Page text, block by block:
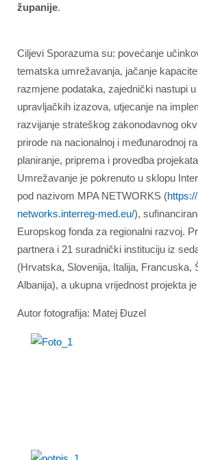
županije.
Ciljevi Sporazuma su: povećanje
tematska umrežavanja, jačanje
razmjene podataka, zajednički nastupi
upravljačkih izazova, utjecanje na
razvijanje strateškog zakonodavnog
prirode na nacionalnoj i međunarodnoj
planiranje, priprema i provedba
Umrežavanje je pokrenuto u sklopu
pod nazivom MPA NETWORKS (
networks.interreg-med.eu/),
Europskog fonda za regionalni razvoj.
partnera i 21 suradnički instituciju iz
(Hrvatska, Slovenija, Italija, Francuska,
Albanija), a ukupna vrijednost projekta
Autor fotografija: Matej Đuzel